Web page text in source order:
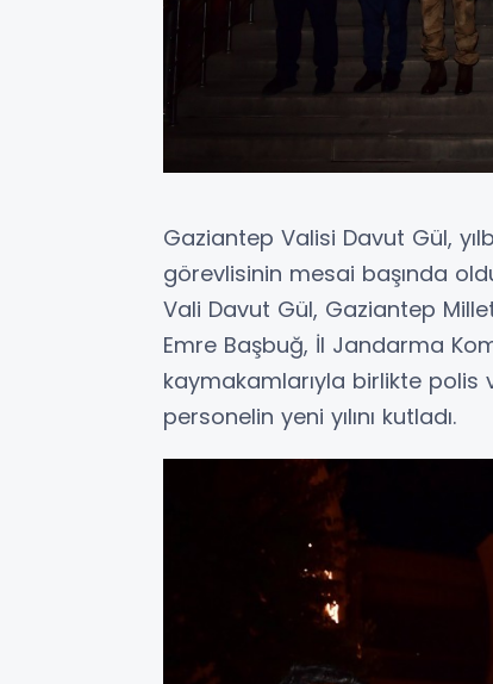
Gaziantep Valisi Davut Gül,
görevlisinin mesai başında
Vali Davut Gül, Gaziantep
Emre Başbuğ, İl Jandarma
kaymakamlarıyla birlikte
personelin yeni yılını kutladı.